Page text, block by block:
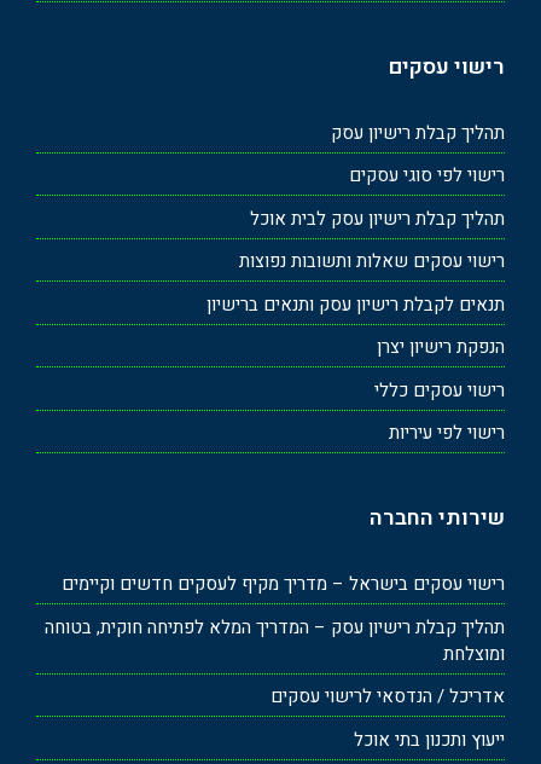
רישוי עסקים
תהליך קבלת רישיון עסק
רישוי לפי סוגי עסקים
תהליך קבלת רישיון עסק לבית אוכל
רישוי עסקים שאלות ותשובות נפוצות
תנאים לקבלת רישיון עסק ותנאים ברישיון
הנפקת רישיון יצרן
רישוי עסקים כללי
רישוי לפי עיריות
שירותי החברה
רישוי עסקים בישראל – מדריך מקיף לעסקים חדשים וקיימים
תהליך קבלת רישיון עסק – המדריך המלא לפתיחה חוקית, בטוחה
ומוצלחת
אדריכל / הנדסאי לרישוי עסקים
ייעוץ ותכנון בתי אוכל